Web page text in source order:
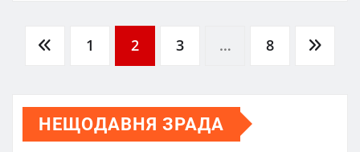
Пагінація
записів
1 2 3 … 8
НЕЩОДАВНЯ ЗРАДА